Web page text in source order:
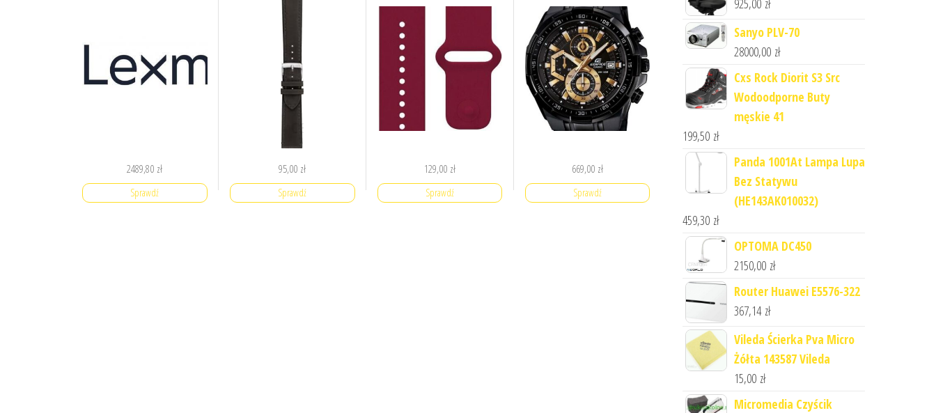
2489,80 zł
Sprawdź
95,00 zł
Sprawdź
129,00 zł
Sprawdź
669,00 zł
Sprawdź
925,00 zł
Sanyo PLV-70
28000,00 zł
Cxs Rock Diorit S3 Src
Wodoodporne Buty
męskie 41
199,50 zł
Panda 1001At Lampa Lupa
Bez Statywu
(HE143AK010032)
459,30 zł
OPTOMA DC450
2150,00 zł
Router Huawei E5576-322
367,14 zł
Vileda Ścierka Pva Micro
Żółta 143587 Vileda
15,00 zł
Micromedia Czyścik